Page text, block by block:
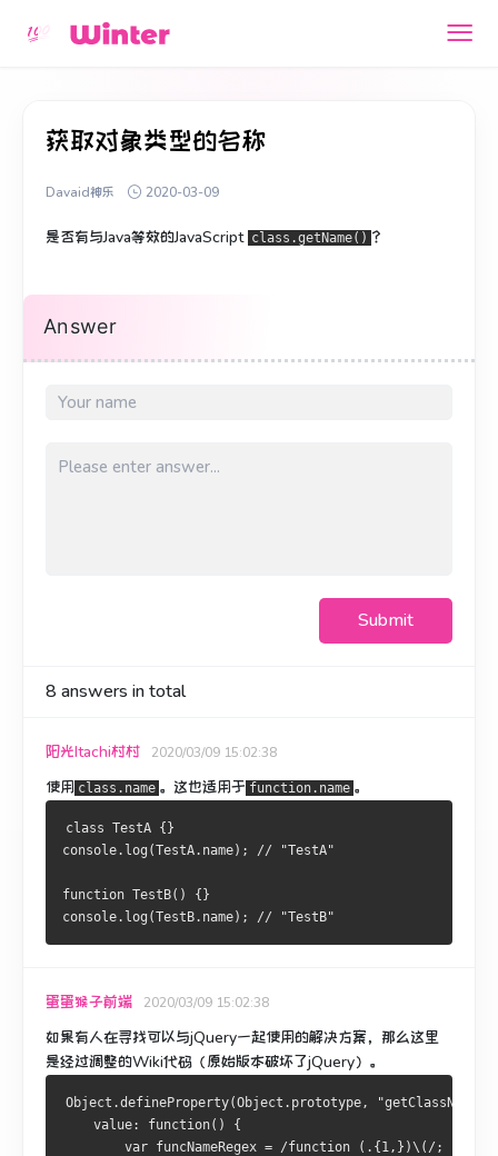
获取对象类型的名称
Davaid神乐 2020-03-09
是否有与Java等效的JavaScript class.getName() ？
Answer
Submit
8 answers in total
阳光Itachi村村 2020/03/09 15:02:38
使用 class.name 。 这也适用于 function.name 。
class TestA {}
console.log(TestA.name); // "TestA"
function TestB() {}
console.log(TestB.name); // "TestB"
蛋蛋猴子前端 2020/03/09 15:02:38
如果有人在寻找可以与jQuery一起使用的解决方案，那么这里
是经过调整的Wiki代码（原始版本破坏了jQuery）。
Object.defineProperty(Object.prototype,
    value: function() {
        var funcNameRegex = /function (.{1,})\(/;